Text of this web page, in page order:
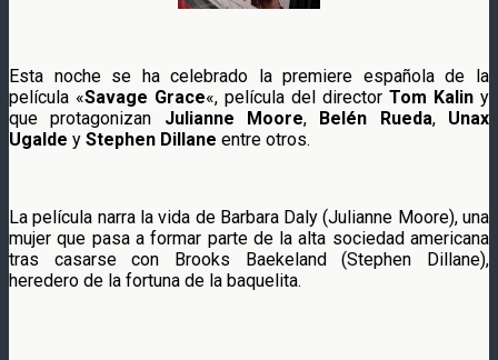
Esta noche se ha celebrado la premiere española de la
película «Savage Grace«, película del director Tom Kalin y
que protagonizan Julianne Moore, Belén Rueda, Unax
Ugalde y Stephen Dillane entre otros.
La película narra la vida de Barbara Daly (Julianne Moore), una
mujer que pasa a formar parte de la alta sociedad americana
tras casarse con Brooks Baekeland (Stephen Dillane),
heredero de la fortuna de la baquelita.